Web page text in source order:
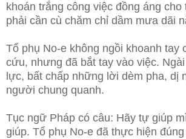
khoán trắng công việc đồng áng
phải cần cù chăm chỉ dầm mưa dãi
Tổ phụ No-e không ngồi khoanh tay
cứu, nhưng đã bắt tay vào việc.
lực, bất chấp những lời dèm pha, dị
người chung quanh.
Tục ngữ Pháp có câu: Hãy tự giúp
giúp. Tổ phụ No-e đã thực hiện